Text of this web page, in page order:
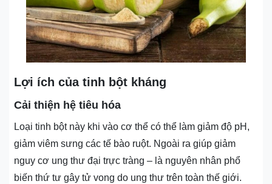
Lợi ích của tinh bột kháng
Cải thiện hệ tiêu hóa
Loại tinh bột này khi vào cơ thể có thể làm giảm độ pH,
giảm viêm sưng các tế bào ruột. Ngoài ra giúp giảm
nguy cơ ung thư đại trực tràng – là nguyên nhân phổ
biến thứ tư gây tử vong do ung thư trên toàn thế giới.